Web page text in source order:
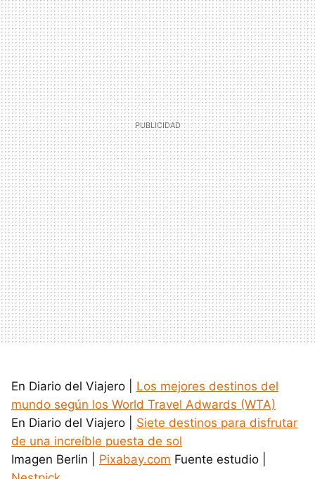
En Diario del Viajero | Los mejores destinos del
mundo según los World Travel Adwards (WTA)
En Diario del Viajero | Siete destinos para disfrutar
de una increíble puesta de sol
Imagen Berlin | Pixabay.com Fuente estudio |